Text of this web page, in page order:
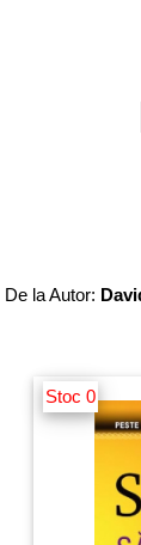
De la Autor:
Stoc 0